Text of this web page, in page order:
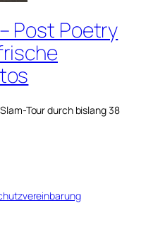
Post Poetry
Tour durch bislang 38